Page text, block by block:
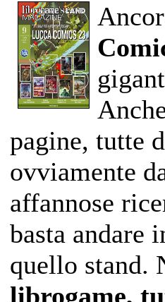
pagine, tutte
ovviamente
affannose
basta andare
quello stand.
librogame,